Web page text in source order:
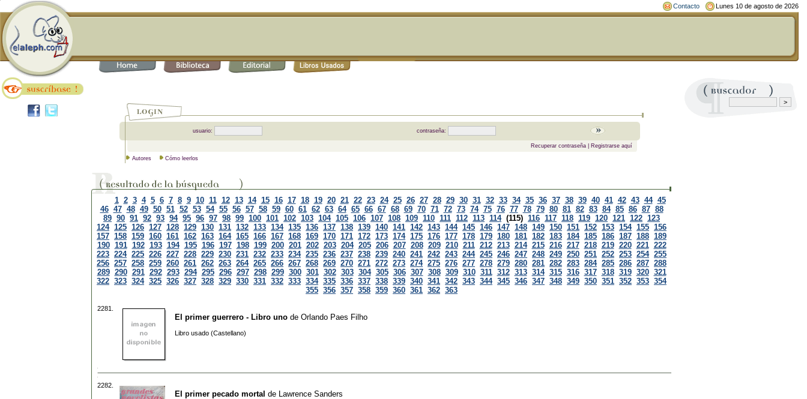
Contacto Lunes 10 de agosto de 2026
usuario: contraseña:
Recuperar contraseña| Registrarse aquí
Autores Cómo leerlos
1 2 3 4 5 6 7 8 9 10 11 12 13 14 15 16 17 18 19 20 21 22 23 24 25 26 27 28 29 30 31 32 33 34 35 36 37 38 39 40 41 42 43 44 45
46 47 48 49 50 51 52 53 54 55 56 57 58 59 60 61 62 63 64 65 66 67 68 69 70 71 72 73 74 75 76 77 78 79 80 81 82 83 84 85 86 87 88
89 90 91 92 93 94 95 96 97 98 99 100 101 102 103 104 105 106 107 108 109 110 111 112 113 114 (115) 116 117 118 119 120 121 122 123
124 125 126 127 128 129 130 131 132 133 134 135 136 137 138 139 140 141 142 143 144 145 146 147 148 149 150 151 152 153 154 155 156
157 158 159 160 161 162 163 164 165 166 167 168 169 170 171 172 173 174 175 176 177 178 179 180 181 182 183 184 185 186 187 188 189
190 191 192 193 194 195 196 197 198 199 200 201 202 203 204 205 206 207 208 209 210 211 212 213 214 215 216 217 218 219 220 221 222
223 224 225 226 227 228 229 230 231 232 233 234 235 236 237 238 239 240 241 242 243 244 245 246 247 248 249 250 251 252 253 254 255
256 257 258 259 260 261 262 263 264 265 266 267 268 269 270 271 272 273 274 275 276 277 278 279 280 281 282 283 284 285 286 287 288
289 290 291 292 293 294 295 296 297 298 299 300 301 302 303 304 305 306 307 308 309 310 311 312 313 314 315 316 317 318 319 320 321
322 323 324 325 326 327 328 329 330 331 332 333 334 335 336 337 338 339 340 341 342 343 344 345 346 347 348 349 350 351 352 353 354
355 356 357 358 359 360 361 362 363
2281.
El primer guerrero - Libro uno de Orlando Paes Filho
Libro usado (Castellano)
2282.
El primer pecado mortal de Lawrence Sanders